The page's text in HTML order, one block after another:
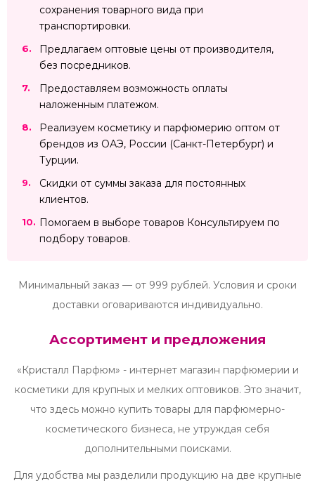
сохранения товарного вида при
транспортировки.
Предлагаем оптовые цены от производителя,
без посредников.
Предоставляем возможность оплаты
наложенным платежом.
Реализуем косметику и парфюмерию оптом от
брендов из ОАЭ, России (Санкт-Петербург) и
Турции.
Скидки от суммы заказа для постоянных
клиентов.
Помогаем в выборе товаров Консультируем по
подбору товаров.
Минимальный заказ — от 999 рублей. Условия и сроки
доставки оговариваются индивидуально.
Ассортимент и предложения
«Кристалл Парфюм» - интернет магазин парфюмерии и
косметики для крупных и мелких оптовиков. Это значит,
что здесь можно купить товары для парфюмерно-
косметического бизнеса, не утруждая себя
дополнительными поисками.
Для удобства мы разделили продукцию на две крупные